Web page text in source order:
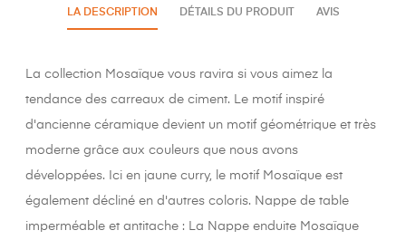
LA DESCRIPTION DÉTAILS DU PRODUIT AVIS
La collection Mosaïque vous ravira si vous aimez la
tendance des carreaux de ciment. Le motif inspiré
d'ancienne céramique devient un motif géométrique et très
moderne grâce aux couleurs que nous avons
développées. Ici en jaune curry, le motif Mosaïque est
également décliné en d'autres coloris. Nappe de table
imperméable et antitache : La Nappe enduite Mosaïque